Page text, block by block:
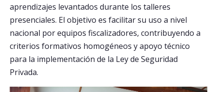
aprendizajes levantados durante los talleres
presenciales. El objetivo es facilitar su uso a nivel
nacional por equipos fiscalizadores, contribuyendo a
criterios formativos homogéneos y apoyo técnico
para la implementación de la Ley de Seguridad
Privada.